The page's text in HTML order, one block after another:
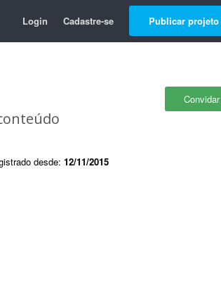
Login Cadastre-se Publicar projeto
Convidar
desde: 12/11/2015